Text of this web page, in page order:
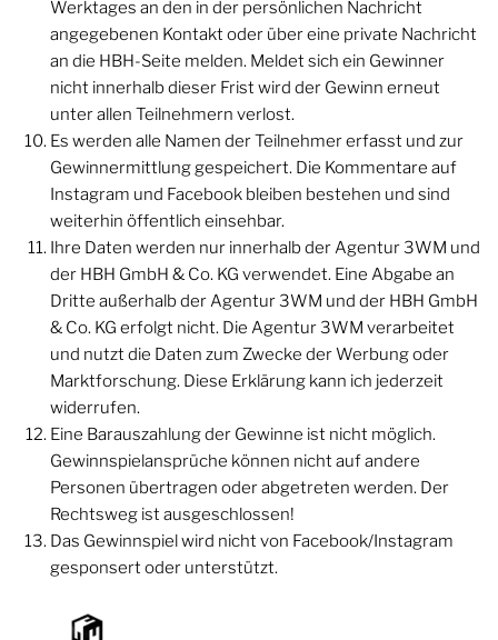
Werktages an den in der persönlichen Nachricht
angegebenen Kontakt oder über eine private Nachricht
an die HBH-Seite melden. Meldet sich ein Gewinner
nicht innerhalb dieser Frist wird der Gewinn erneut
unter allen Teilnehmern verlost.
Es werden alle Namen der Teilnehmer erfasst und zur
Gewinnermittlung gespeichert. Die Kommentare auf
Instagram und Facebook bleiben bestehen und sind
weiterhin öffentlich einsehbar.
Ihre Daten werden nur innerhalb der Agentur 3WM und
der HBH GmbH & Co. KG verwendet. Eine Abgabe an
Dritte außerhalb der Agentur 3WM und der HBH GmbH
& Co. KG erfolgt nicht. Die Agentur 3WM verarbeitet
und nutzt die Daten zum Zwecke der Werbung oder
Marktforschung. Diese Erklärung kann ich jederzeit
widerrufen.
Eine Barauszahlung der Gewinne ist nicht möglich.
Gewinnspielansprüche können nicht auf andere
Personen übertragen oder abgetreten werden. Der
Rechtsweg ist ausgeschlossen!
Das Gewinnspiel wird nicht von Facebook/Instagram
gesponsert oder unterstützt.